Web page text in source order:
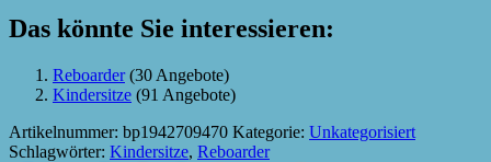
Das könnte Sie interessieren:
Reboarder(30 Angebote)
Kindersitze (91 Angebote)
Artikelnummer: bp1942709470 Kategorie: Unkategorisiert
Schlagwörter: Kindersitze, Reboarder